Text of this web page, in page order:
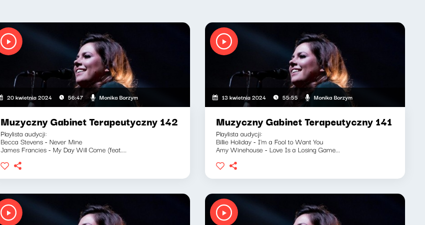
20 kwietnia 2024 56:47 Monika Borzym
Muzyczny Gabinet Terapeutyczny 142
Playlista audycji:
Becca Stevens - Never Mine
James Francies - My Day Will Come (feat....
13 kwietnia 2024 55:55 Monika Borzym
Muzyczny Gabinet Terapeutyczny 141
Playlista audycji:
Billie Holiday - I'm a Fool to Want You
Amy Winehouse - Love Is a Losing Game...